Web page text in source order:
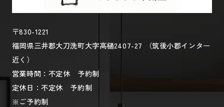
〒830-1221
福岡県三井郡大刀洗町大字高樋2407-27 （筑後小郡インター
近く）
営業時間：不定休 予約制
定休日：不定休 予約制
※ご予約制